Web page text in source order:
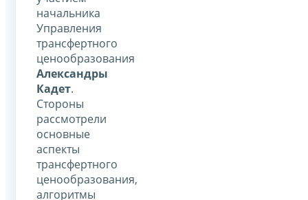
начальника
Управления
трансфертного
ценообразования
Александры
Кадет.
Стороны
рассмотрели
основные
аспекты
трансфертного
ценообразования,
алгоритмы